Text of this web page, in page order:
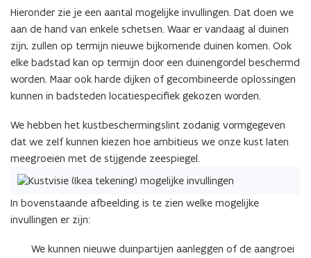
Hieronder zie je een aantal mogelijke invullingen. Dat doen we
aan de hand van enkele schetsen. Waar er vandaag al duinen
zijn, zullen op termijn nieuwe bijkomende duinen komen. Ook
elke badstad kan op termijn door een duinengordel beschermd
worden. Maar ook harde dijken of gecombineerde oplossingen
kunnen in badsteden locatiespecifiek gekozen worden.
We hebben het kustbeschermingslint zodanig vormgegeven
dat we zelf kunnen kiezen hoe ambitieus we onze kust laten
meegroeien met de stijgende zeespiegel.
In bovenstaande afbeelding is te zien welke mogelijke
invullingen er zijn:
We kunnen nieuwe duinpartijen aanleggen of de aangroei